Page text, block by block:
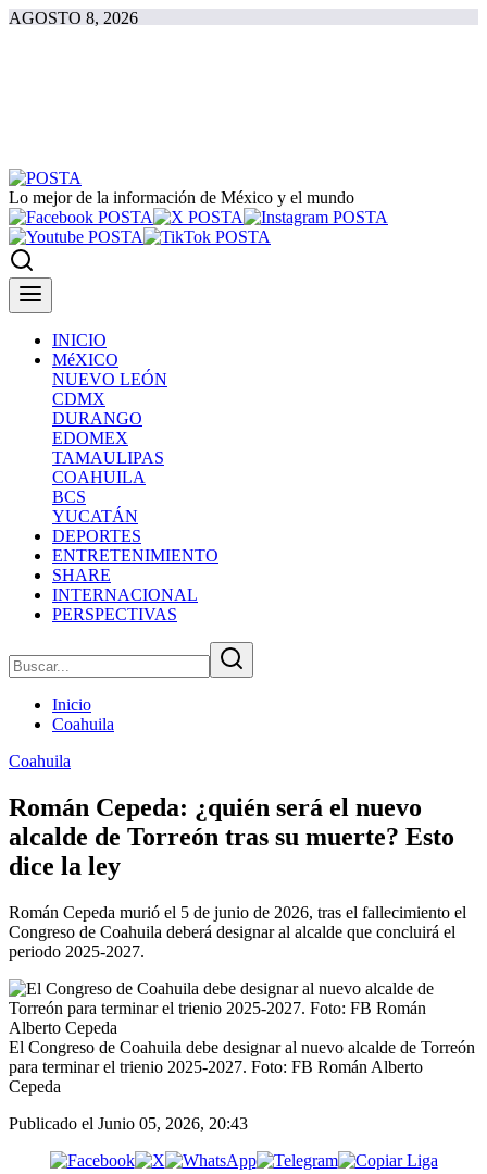
AGOSTO 8, 2026
Lo mejor de la información de México y el mundo
INICIO
MéXICO
NUEVO LEÓN
CDMX
DURANGO
EDOMEX
TAMAULIPAS
COAHUILA
BCS
YUCATÁN
DEPORTES
ENTRETENIMIENTO
SHARE
INTERNACIONAL
PERSPECTIVAS
Inicio
Coahuila
Coahuila
Román Cepeda: ¿quién será el nuevo
alcalde de Torreón tras su muerte? Esto
dice la ley
Román Cepeda murió el 5 de junio de 2026, tras el fallecimiento el
Congreso de Coahuila deberá designar al alcalde que concluirá el
periodo 2025-2027.
El Congreso de Coahuila debe designar al nuevo alcalde de Torreón
para terminar el trienio 2025-2027. Foto: FB Román Alberto
Cepeda
Publicado el Junio 05, 2026, 20:43